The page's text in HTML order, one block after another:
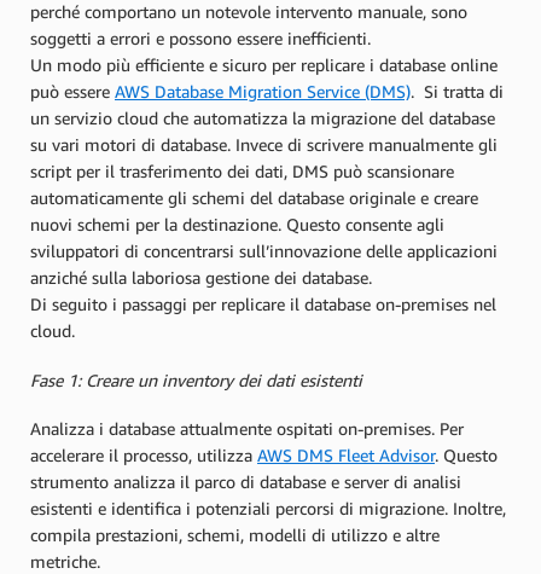
perché comportano un notevole intervento manuale, sono
soggetti a errori e possono essere inefficienti.
Un modo più efficiente e sicuro per replicare i database online
può essere AWS Database Migration Service (DMS). Si tratta di
un servizio cloud che automatizza la migrazione del database
su vari motori di database. Invece di scrivere manualmente gli
script per il trasferimento dei dati, DMS può scansionare
automaticamente gli schemi del database originale e creare
nuovi schemi per la destinazione. Questo consente agli
sviluppatori di concentrarsi sull’innovazione delle applicazioni
anziché sulla laboriosa gestione dei database.
Di seguito i passaggi per replicare il database on-premises nel
cloud.
Fase 1: Creare un inventory dei dati esistenti
Analizza i database attualmente ospitati on-premises. Per
accelerare il processo, utilizza AWS DMS Fleet Advisor. Questo
strumento analizza il parco di database e server di analisi
esistenti e identifica i potenziali percorsi di migrazione. Inoltre,
compila prestazioni, schemi, modelli di utilizzo e altre
metriche.